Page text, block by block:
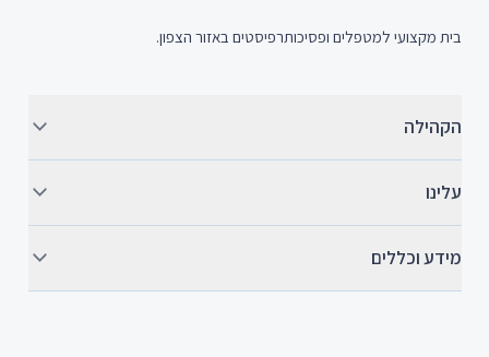
בית מקצועי למטפלים ופסיכותרפיסטים באזור הצפון.
הקהילה
עלינו
מידע וכללים